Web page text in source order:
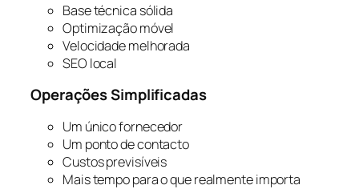
Base técnica sólida
Optimização móvel
Velocidade melhorada
SEO local
Operações Simplificadas
Um único fornecedor
Um ponto de contacto
Custos previsíveis
Mais tempo para o que realmente importa